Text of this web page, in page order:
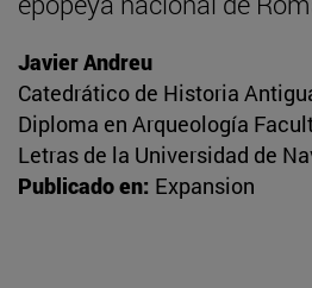
Javier Andreu
Catedrático de Historia
Diploma en Arqueología
Letras de la Universidad de
Publicado en: Expansion